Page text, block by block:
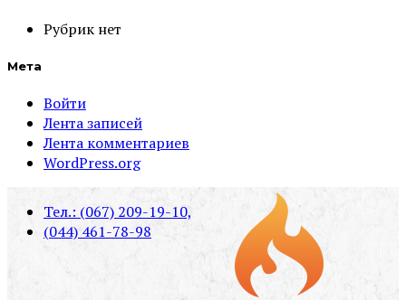
Рубрик нет
Мета
Войти
Лента записей
Лента комментариев
WordPress.org
Тел.: (067) 209-19-10,
(044) 461-78-98